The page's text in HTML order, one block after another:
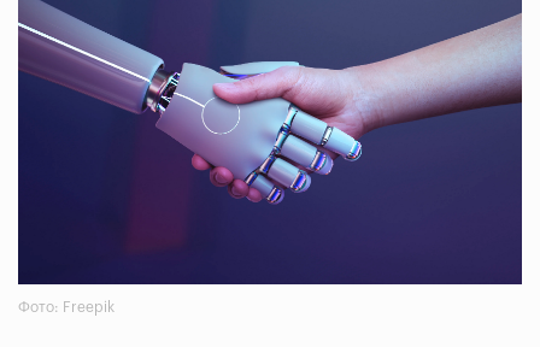
Фото: Freepik